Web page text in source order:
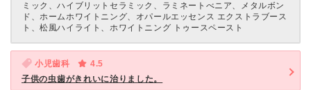
ミック、ハイブリットセラミック、ラミネートべニア、メタルボン
ド、ホームホワイトニング、オパールエッセンス エクストラブース
ト、松風ハイライト、ホワイトニング トゥースペースト
小児歯科
4.5
子供の虫歯がきれいに治りました。